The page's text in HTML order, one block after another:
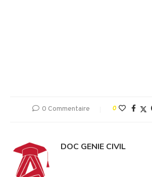
0 Commentaire 0
DOC GENIE CIVIL